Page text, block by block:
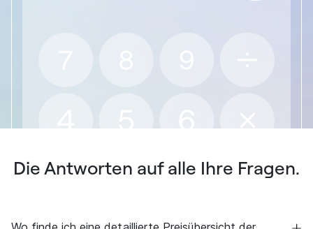
Die Antworten auf alle Ihre Fragen.